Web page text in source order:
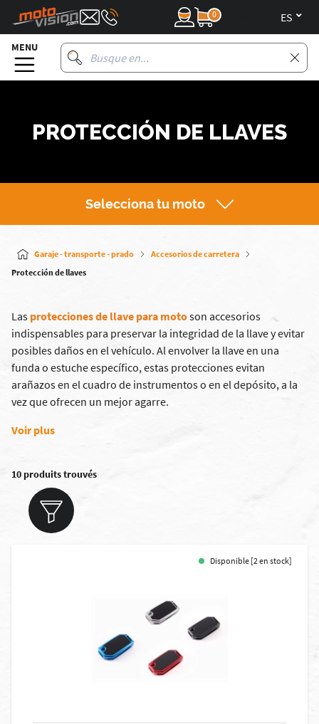
0
MENU
PROTECCIÓN DE LLAVES
Selecciona tu moto
Garaje - transporte - prado
Accesorios de carretera
Protección de llaves
Las protecciones de llave para motoson accesorios
indispensables para preservar la integridad de la llave y evitar
posibles daños en el vehículo. Al envolver la llave en una
funda o estuche específico, estas protecciones evitan
arañazos en el cuadro de instrumentos o en el depósito, a la
vez que ofrecen un mejor agarre.
Voir plus
10 produits trouvés
Disponible [2 en stock]